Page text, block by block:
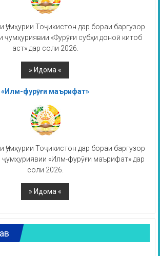
Ҷумҳурии Тоҷикистон дар бораи баргузор
ҷумҳуриявии «Фурӯғи субҳи доноӣ китоб
аст» дар соли 2026.
«Илм-фурӯғи маърифат»
Ҷумҳурии Тоҷикистон дар бораи баргузор
ҷумҳуриявии «Илм-фурӯғи маърифат» дар
соли 2026.